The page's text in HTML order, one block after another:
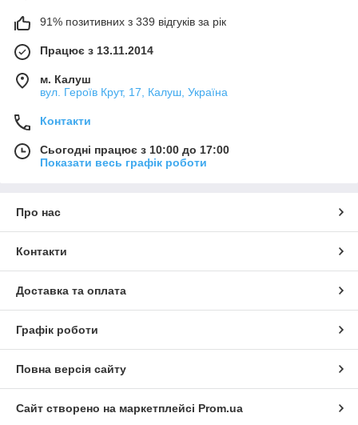
91% позитивних з 339 відгуків за рік
Працює з 13.11.2014
м. Калуш
вул. Героїв Крут, 17, Калуш, Україна
Контакти
Сьогодні працює з 10:00 до 17:00
Показати весь графік роботи
Про нас
Контакти
Доставка та оплата
Графік роботи
Повна версія сайту
Сайт створено на маркетплейсі Prom.ua